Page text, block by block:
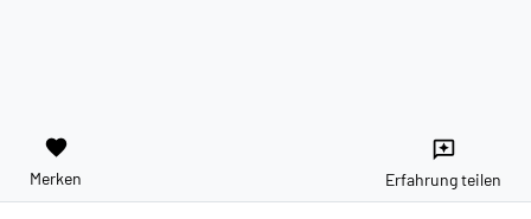
favorite
Merken
reviews
Erfahrung teilen